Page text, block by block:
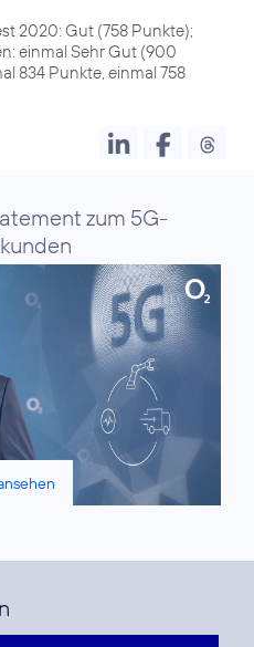
2020: Gut (758 Punkte);
einmal Sehr Gut (900
834 Punkte, einmal 758
zum 5G-